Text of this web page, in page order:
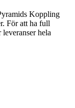
Koppling
För att ha full
hela